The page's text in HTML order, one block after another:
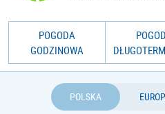
POGODA
GODZINOWA
POLSKA